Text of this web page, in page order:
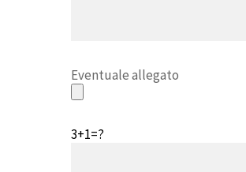
Eventuale allegato
3+1=?